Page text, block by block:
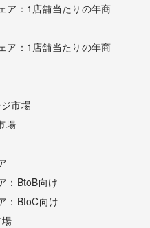
：1店舗当たりの年商
：1店舗当たりの年商
市場
場
BtoB向け
BtoC向け